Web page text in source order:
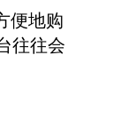
便地购
往往会